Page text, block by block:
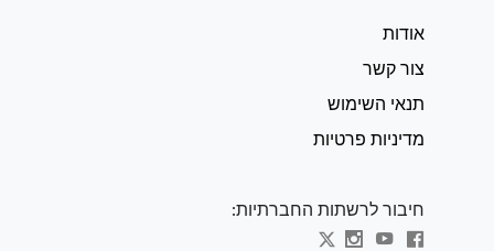
אודות
צור קשר
תנאי השימוש
מדיניות פרטיות
חיבור לרשתות החברתיות: